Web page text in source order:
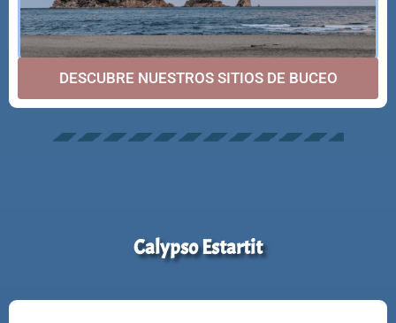
DESCUBRE NUESTROS SITIOS DE BUCEO
Calypso Estartit